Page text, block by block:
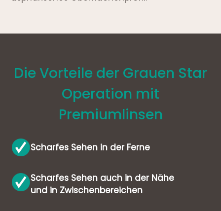
Die Vorteile der Grauen Star
Operation mit
Premiumlinsen
Scharfes Sehen in der Ferne
Scharfes Sehen auch in der Nähe
und in Zwischen­bereichen